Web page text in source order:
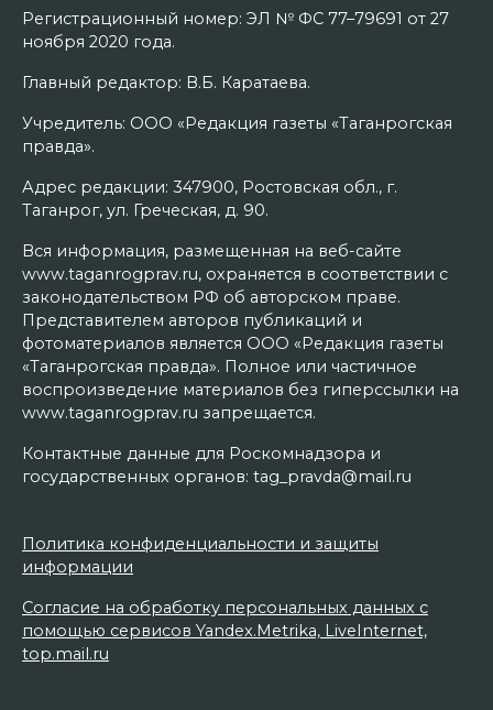
Регистрационный номер: ЭЛ № ФС 77–79691 от 27
ноября 2020 года.
Главный редактор: В.Б. Каратаева.
Учредитель: ООО «Редакция газеты «Таганрогская
правда».
Адрес редакции: 347900, Ростовская обл., г.
Таганрог, ул. Греческая, д. 90.
Вся информация, размещенная на веб-сайте
www.taganrogprav.ru, охраняется в соответствии с
законодательством РФ об авторском праве.
Представителем авторов публикаций и
фотоматериалов является ООО «Редакция газеты
«Таганрогская правда». Полное или частичное
воспроизведение материалов без гиперссылки на
www.taganrogprav.ru запрещается.
Контактные данные для Роскомнадзора и
государственных органов: tag_pravda@mail.ru
Политика конфиденциальности и защиты
информации
Согласие на обработку персональных данных с
помощью сервисов Yandex.Metrika, LiveInternet,
top.mail.ru